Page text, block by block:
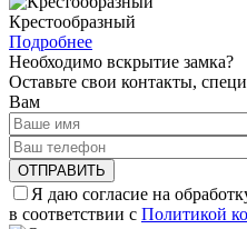
Крестообразный
Подробнее
Необходимо вскрытие замка?
Оставьте свои контакты,
Вам
Я даю согласие на
в соответствии с Политикой